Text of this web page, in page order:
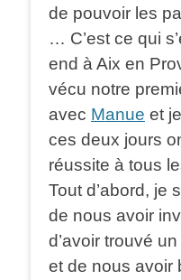
de pouvoir les
… C’est ce qui
end à Aix en
vécu notre
avec Manue et
ces deux jours
réussite à tous
Tout d’abord, je
de nous avoir
d’avoir trouvé
et de nous avoir